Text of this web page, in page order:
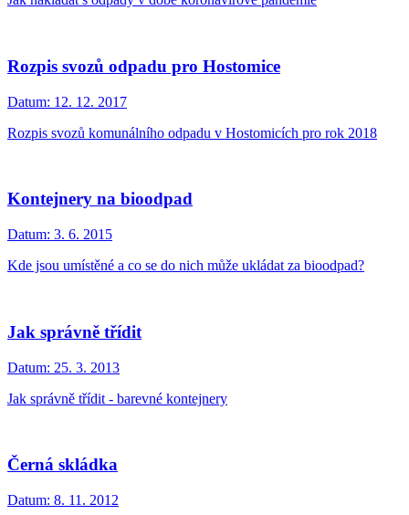
Rozpis svozů odpadu pro Hostomice
Datum: 12. 12. 2017
Rozpis svozů komunálního odpadu v Hostomicích pro rok 2018
Kontejnery na bioodpad
Datum: 3. 6. 2015
Kde jsou umístěné a co se do nich může ukládat za bioodpad?
Jak správně třídit
Datum: 25. 3. 2013
Jak správně třídit - barevné kontejnery
Černá skládka
Datum: 8. 11. 2012